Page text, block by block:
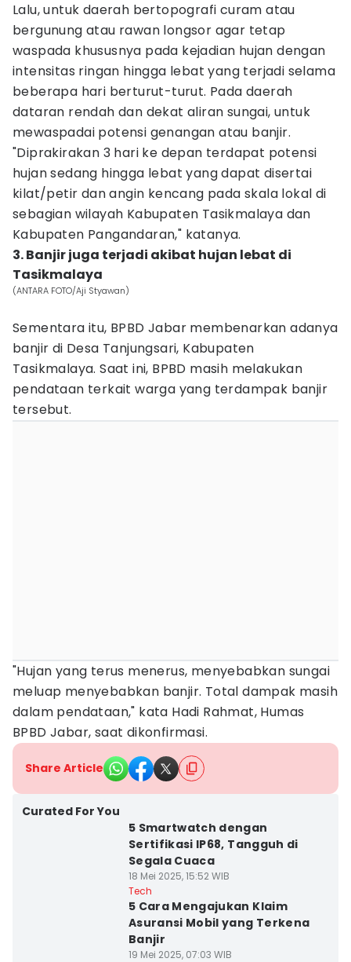
Lalu, untuk daerah bertopografi curam atau
bergunung atau rawan longsor agar tetap
waspada khususnya pada kejadian hujan dengan
intensitas ringan hingga lebat yang terjadi selama
beberapa hari berturut-turut. Pada daerah
dataran rendah dan dekat aliran sungai, untuk
mewaspadai potensi genangan atau banjir.
"Diprakirakan 3 hari ke depan terdapat potensi
hujan sedang hingga lebat yang dapat disertai
kilat/petir dan angin kencang pada skala lokal di
sebagian wilayah Kabupaten Tasikmalaya dan
Kabupaten Pangandaran," katanya.
3. Banjir juga terjadi akibat hujan lebat di
Tasikmalaya
(ANTARA FOTO/Aji Styawan)
Sementara itu, BPBD Jabar membenarkan adanya
banjir di Desa Tanjungsari, Kabupaten
Tasikmalaya. Saat ini, BPBD masih melakukan
pendataan terkait warga yang terdampak banjir
tersebut.
"Hujan yang terus menerus, menyebabkan sungai
meluap menyebabkan banjir. Total dampak masih
dalam pendataan," kata Hadi Rahmat, Humas
BPBD Jabar, saat dikonfirmasi.
Share Article
Curated For You
5 Smartwatch dengan
Sertifikasi IP68, Tangguh di
Segala Cuaca
18 Mei 2025, 15:52 WIB
Tech
5 Cara Mengajukan Klaim
Asuransi Mobil yang Terkena
Banjir
19 Mei 2025, 07:03 WIB